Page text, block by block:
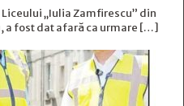
„Iulia Zamfirescu” din
a fost dat afară ca urmare […]